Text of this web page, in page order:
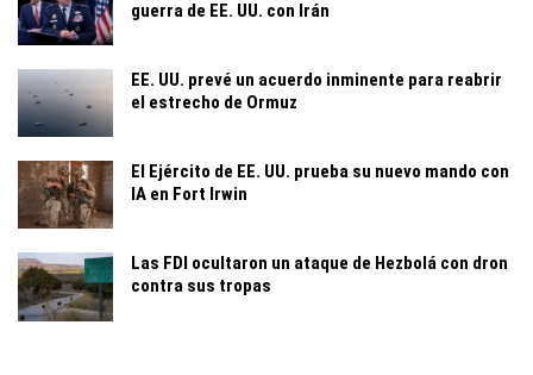
guerra de EE. UU. con Irán
EE. UU. prevé un acuerdo inminente para reabrir
el estrecho de Ormuz
El Ejército de EE. UU. prueba su nuevo mando con
IA en Fort Irwin
Las FDI ocultaron un ataque de Hezbolá con dron
contra sus tropas